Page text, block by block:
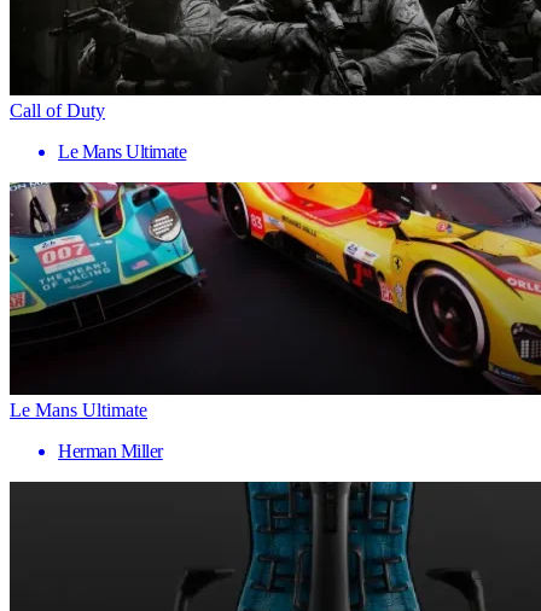
Call of Duty
Le Mans Ultimate
Le Mans Ultimate
Herman Miller